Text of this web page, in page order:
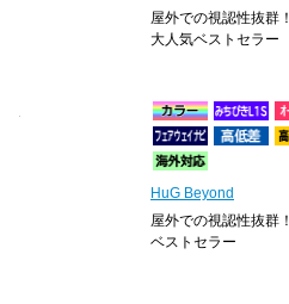
屋外での視認性抜群！
大人気ベストセラー
HuG Beyond
屋外での視認性抜群！
ベストセラー